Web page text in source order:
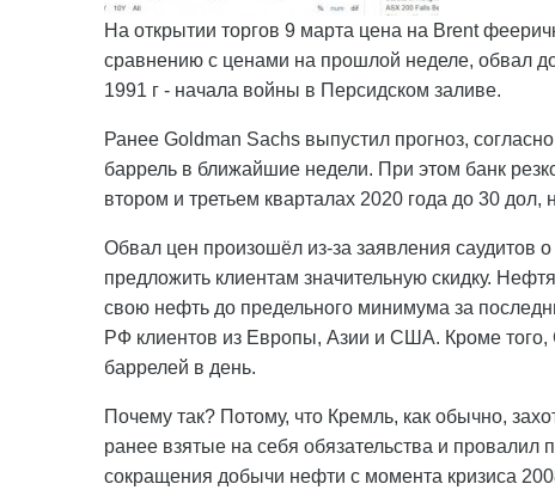
На открытии торгов 9 марта цена на Brent
сравнению с ценами на прошлой неделе, обвал
1991 г - начала войны в Персидском заливе.
Ранее Goldman Sachs выпустил прогноз,
баррель в ближайшие недели. При этом банк
втором и третьем кварталах 2020 года до 30
Обвал цен произошёл из-за заявления саудитов
предложить клиентам значительную скидку.
свою нефть до предельного минимума за
РФ клиентов из Европы, Азии и США. Кроме
баррелей в день.
Почему так? Потому, что Кремль, как обычно,
ранее взятые на себя обязательства и
сокращения добычи нефти с момента кризиса